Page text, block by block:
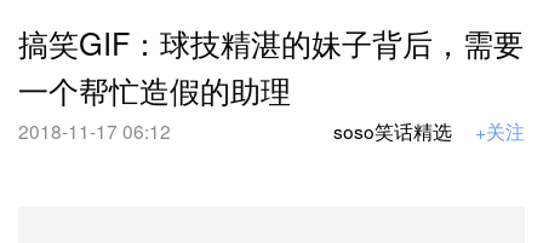
搞笑GIF：球技精湛的妹子背后，需要
一个帮忙造假的助理
2018-11-17 06:12 soso笑话精选 +关注